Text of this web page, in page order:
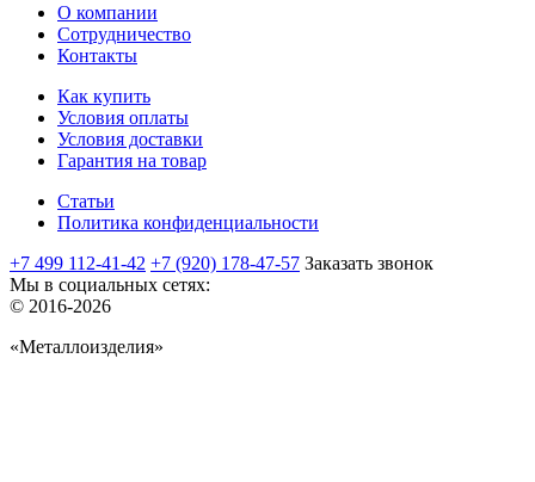
О компании
Сотрудничество
Контакты
Как купить
Условия оплаты
Условия доставки
Гарантия на товар
Статьи
Политика конфиденциальности
+7 499 112-41-42 +7 (920) 178-47-57 Заказать звонок
Мы в социальных сетях:
© 2016-2026
«Металлоизделия»